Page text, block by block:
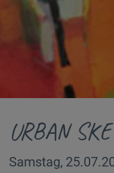
URBAN
Samstag,